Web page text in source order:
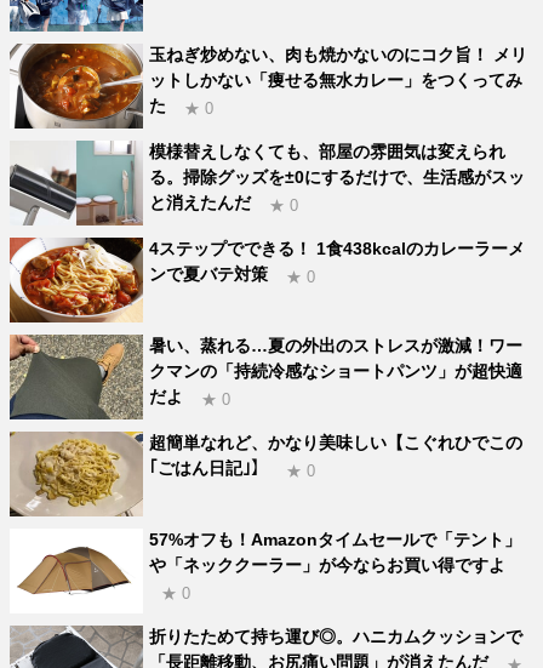
玉ねぎ炒めない、肉も焼かないのにコク旨！ メリ
ットしかない「痩せる無水カレー」をつくってみ
た
★ 0
模様替えしなくても、部屋の雰囲気は変えられ
る。掃除グッズを±0にするだけで、生活感がスッ
と消えたんだ
★ 0
4ステップでできる！ 1食438kcalのカレーラーメ
ンで夏バテ対策
★ 0
暑い、蒸れる…夏の外出のストレスが激減！ワー
クマンの「持続冷感なショートパンツ」が超快適
だよ
★ 0
超簡単なれど、かなり美味しい【こぐれひでこの
｢ごはん日記｣】
★ 0
57%オフも！Amazonタイムセールで「テント」
や「ネッククーラー」が今ならお買い得ですよ
★ 0
折りたためて持ち運び◎。ハニカムクッションで
「長距離移動、お尻痛い問題」が消えたんだ